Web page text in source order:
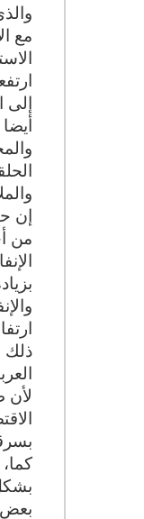
مع
إلى
إن
من
ذلك
لأن
بعض